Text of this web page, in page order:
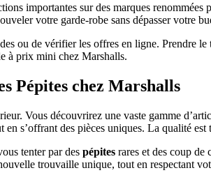
importantes sur des marques
votre garde-robe sans dépasser votre
ou de vérifier les offres en ligne. Prendre
à prix mini chez Marshalls.
Pépites chez Marshalls
Vous découvrirez une vaste gamme
s’offrant des pièces uniques. La qualité
tenter par des pépites rares et des coup
trouvaille unique, tout en respectant